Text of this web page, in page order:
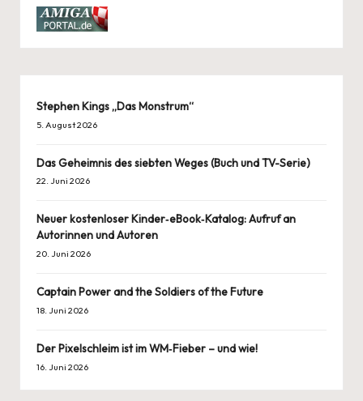
Stephen Kings „Das Monstrum“
5. August 2026
Das Geheimnis des siebten Weges (Buch und TV-Serie)
22. Juni 2026
Neuer kostenloser Kinder‑eBook‑Katalog: Aufruf an
Autorinnen und Autoren
20. Juni 2026
Captain Power and the Soldiers of the Future
18. Juni 2026
Der Pixelschleim ist im WM‑Fieber – und wie!
16. Juni 2026